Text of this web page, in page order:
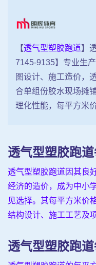
【透气型塑胶跑道】
7145-9135】专业生
图设计、施工造价，
合单组份胶水现场摊
理化性能，每平方米
透气型塑胶跑
透气型塑胶跑道因其良
经济的造价，成为中小
见选择。其每平方米价
结构设计、施工工艺及
透气型塑胶跑